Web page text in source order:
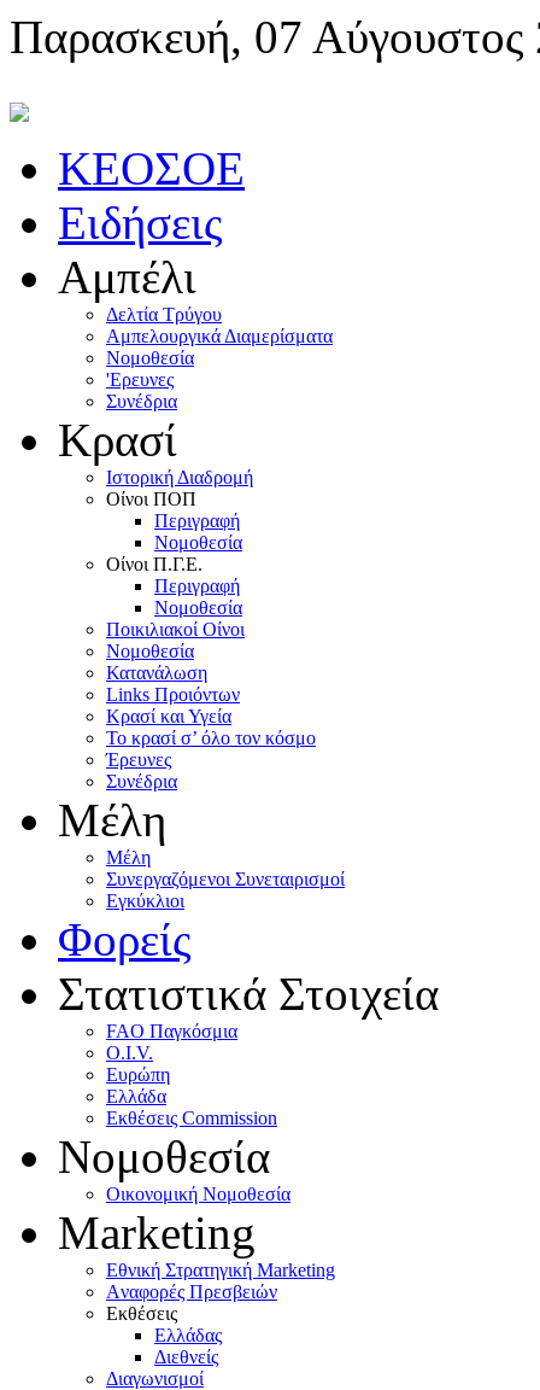
Παρασκευή, 07 Αύγουστος
KEOΣOE
Ειδήσεις
Αμπέλι
Δελτία Τρύγου
Αμπελουργικά Διαμερίσματα
Nομοθεσία
'Eρευνες
Συνέδρια
Κρασί
Iστορική Διαδρομή
Oίνοι ΠOΠ
Περιγραφή
Nομοθεσία
Oίνοι Π.Γ.E.
Περιγραφή
Νομοθεσία
Ποικιλιακοί Oίνοι
Nομοθεσία
Κατανάλωση
Links Προιόντων
Κρασί και Υγεία
To κρασί σ’ όλο τον κόσμο
Έρευνες
Συνέδρια
Μέλη
Mέλη
Συνεργαζόμενοι Συνεταιρισμοί
Εγκύκλιοι
Φορείς
Στατιστικά Στοιχεία
FAO Παγκόσμια
O.I.V.
Ευρώπη
Ελλάδα
Eκθέσεις Commission
Νομοθεσία
Οικονομική Νομοθεσία
Marketing
Eθνική Στρατηγική Marketing
Aναφορές Πρεσβειών
Eκθέσεις
Eλλάδας
Διεθνείς
Διαγωνισμοί